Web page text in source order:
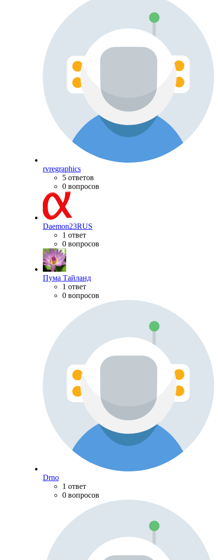
rvregraphics
5 ответов
0 вопросов
Daemon23RUS
1 ответ
0 вопросов
Пума Тайланд
1 ответ
0 вопросов
Drno
1 ответ
0 вопросов